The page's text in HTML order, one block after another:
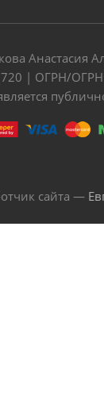
Анастасия
| ОГРН/
сайта —